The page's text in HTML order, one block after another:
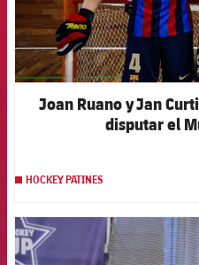
Joan Ruano y Jan
disputar el
HOCKEY PATINES